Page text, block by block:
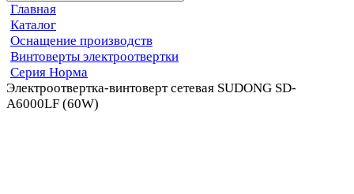
Главная
Каталог
Оснащение производств
Винтоверты электроотвертки
Серия Норма
Электроотвертка-винтоверт сетевая SUDONG SD-
A6000LF (60W)